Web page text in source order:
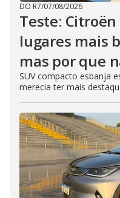
DO R7/07/08/2026
Teste: Citroën
lugares mais
mas por que
SUV compacto esbanja
merecia ter mais